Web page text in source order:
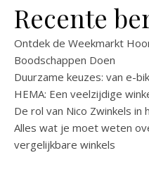
Recente
Ontdek de Weekmarkt
Boodschappen Doen
Duurzame keuzes: van e-
HEMA: Een veelzijdige
De rol van Nico Zwinkels
Alles wat je moet weten
vergelijkbare winkels